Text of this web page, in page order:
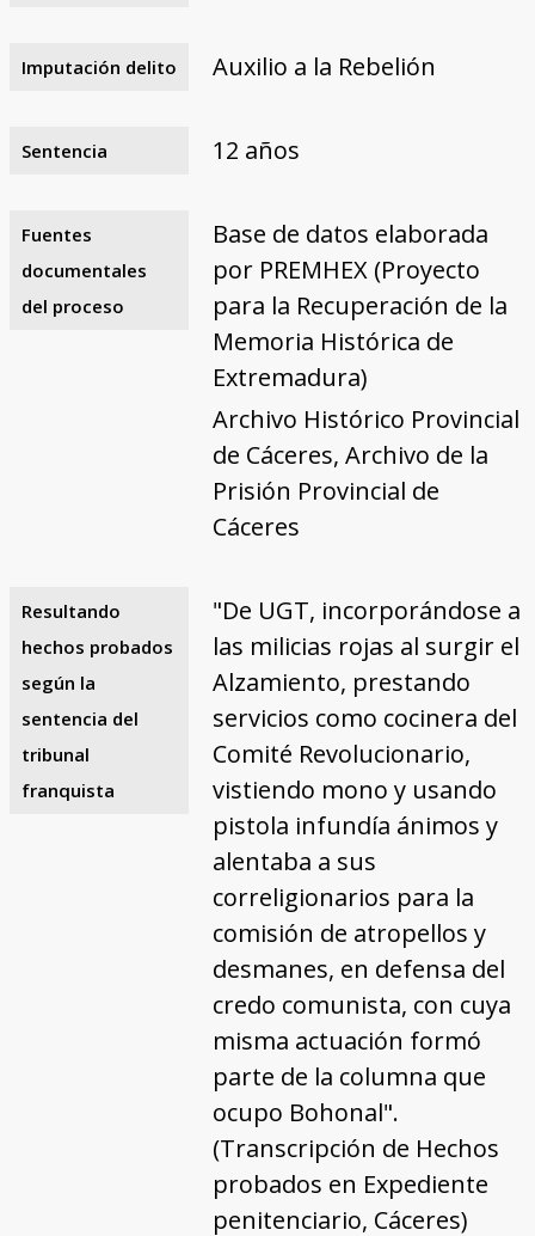
Imputación delito Auxilio a la Rebelión
Sentencia 12 años
Fuentes
documentales
del proceso
Base de datos elaborada
por PREMHEX (Proyecto
para la Recuperación de la
Memoria Histórica de
Extremadura)
Archivo Histórico Provincial
de Cáceres, Archivo de la
Prisión Provincial de
Cáceres
Resultando
hechos probados
según la
sentencia del
tribunal
franquista
"De UGT, incorporándose a
las milicias rojas al surgir el
Alzamiento, prestando
servicios como cocinera del
Comité Revolucionario,
vistiendo mono y usando
pistola infundía ánimos y
alentaba a sus
correligionarios para la
comisión de atropellos y
desmanes, en defensa del
credo comunista, con cuya
misma actuación formó
parte de la columna que
ocupo Bohonal".
(Transcripción de Hechos
probados en Expediente
penitenciario, Cáceres)